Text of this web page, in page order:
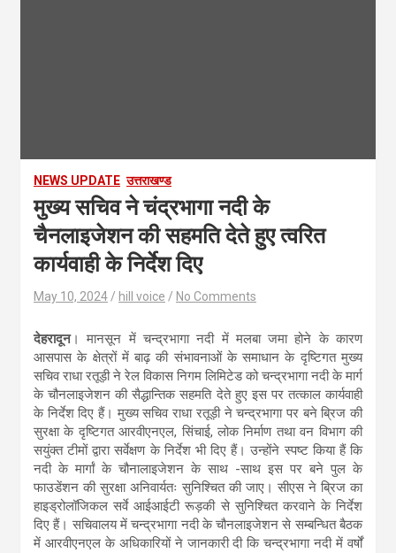
NEWS UPDATE उत्तराखण्ड
मुख्य सचिव ने चंद्रभागा नदी के
चैनलाइजेशन की सहमति देते हुए त्वरित
कार्यवाही के निर्देश दिए
May 10, 2024 hill voice No Comments
देहरादून। मानसून में चन्द्रभागा नदी में मलबा जमा होने के कारण
आसपास के क्षेत्रों में बाढ़ की संभावनाओं के समाधान के दृष्टिगत मुख्य
सचिव राधा रतूड़ी ने रेल विकास निगम लिमिटेड को चन्द्रभागा नदी के मार्ग
के चौनलाइजेशन की सैद्धान्तिक सहमति देते हुए इस पर तत्काल कार्यवाही
के निर्देश दिए हैं। मुख्य सचिव राधा रतूड़ी ने चन्द्रभागा पर बने ब्रिज की
सुरक्षा के दृष्टिगत आरवीएनएल, सिंचाई, लोक निर्माण तथा वन विभाग की
सयुंक्त टीमों द्वारा सर्वेक्षण के निर्देश भी दिए हैं। उन्होंने स्पष्ट किया हैं कि
नदी के मार्गां के चौनालाइजेशन के साथ -साथ इस पर बने पुल के
फाउडेंशन की सुरक्षा अनिवार्यतः सुनिश्चित की जाए। सीएस ने ब्रिज का
हाइड्रोलॉजिकल सर्वे आईआईटी रूड़की से सुनिश्चित करवाने के निर्देश
दिए हैं। सचिवालय में चन्द्रभागा नदी के चौनलाइजेशन से सम्बन्धित बैठक
में आरवीएनएल के अधिकारियों ने जानकारी दी कि चन्द्रभागा नदी में वर्षों